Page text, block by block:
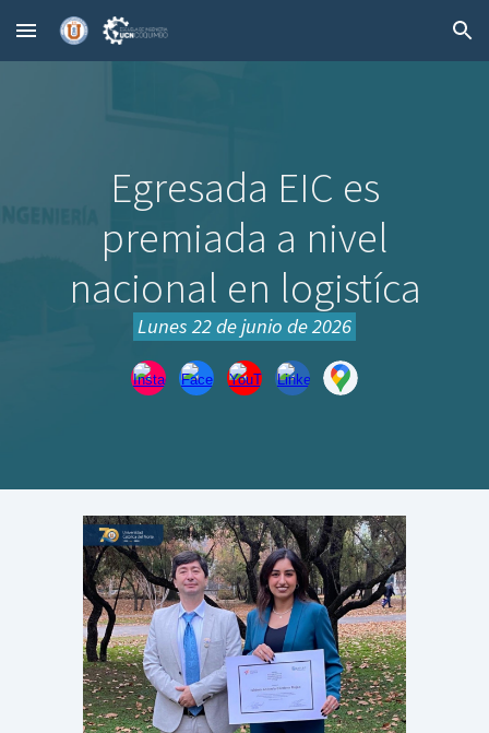
Skip to main content Skip to navigation
Egresada EIC es
premiada a nivel
nacional en logistíca
Lunes 22de junio de 2026